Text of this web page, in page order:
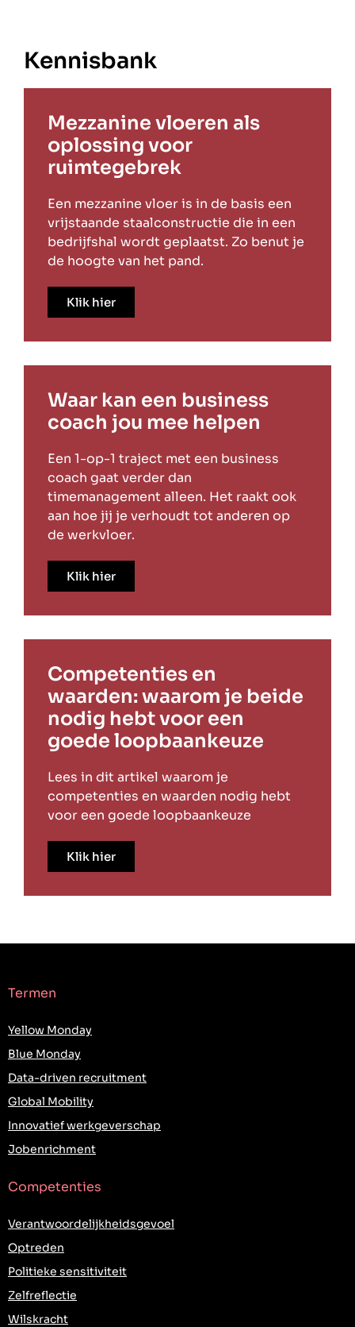
Kennisbank
Mezzanine vloeren als
oplossing voor
ruimtegebrek
Een mezzanine vloer is in de basis een
vrijstaande staalconstructie die in een
bedrijfshal wordt geplaatst. Zo benut je
de hoogte van het pand.
Klik hier
Waar kan een business
coach jou mee helpen
Een 1-op-1 traject met een business
coach gaat verder dan
timemanagement alleen. Het raakt ook
aan hoe jij je verhoudt tot anderen op
de werkvloer.
Klik hier
Competenties en
waarden: waarom je beide
nodig hebt voor een
goede loopbaankeuze
Lees in dit artikel waarom je
competenties en waarden nodig hebt
voor een goede loopbaankeuze
Klik hier
Termen
Yellow Monday
Blue Monday
Data-driven recruitment
Global Mobility
Innovatief werkgeverschap
Jobenrichment
Competenties
Verantwoordelijkheidsgevoel
Optreden
Politieke sensitiviteit
Zelfreflectie
Wilskracht